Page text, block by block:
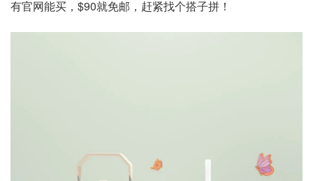
有官网能买，$90就免邮，赶紧找个搭子拼！